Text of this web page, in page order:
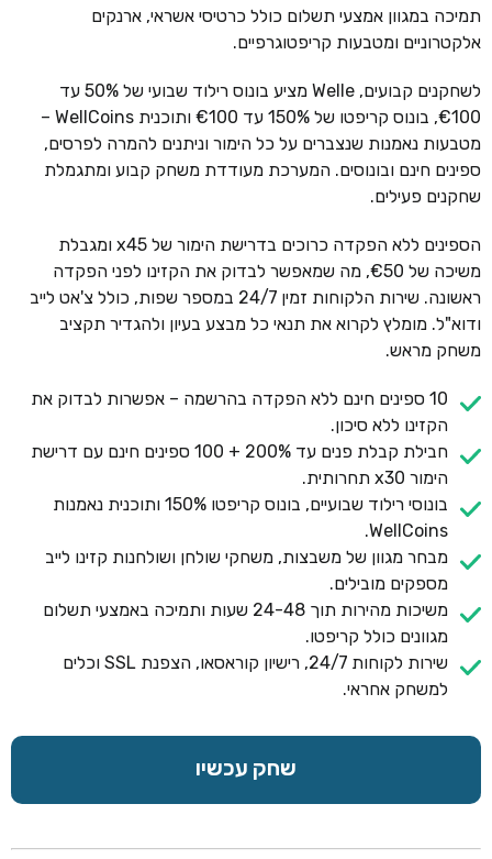
תמיכה במגוון אמצעי תשלום כולל כרטיסי אשראי, ארנקים
אלקטרוניים ומטבעות קריפטוגרפיים.
לשחקנים קבועים, Welle מציע בונוס רילוד שבועי של 50% עד
€100, בונוס קריפטו של 150% עד €100 ותוכנית WellCoins –
מטבעות נאמנות שנצברים על כל הימור וניתנים להמרה לפרסים,
ספינים חינם ובונוסים. המערכת מעודדת משחק קבוע ומתגמלת
שחקנים פעילים.
הספינים ללא הפקדה כרוכים בדרישת הימור של x45 ומגבלת
משיכה של €50, מה שמאפשר לבדוק את הקזינו לפני הפקדה
ראשונה. שירות הלקוחות זמין 24/7 במספר שפות, כולל צ'אט לייב
ודוא"ל. מומלץ לקרוא את תנאי כל מבצע בעיון ולהגדיר תקציב
משחק מראש.
10 ספינים חינם ללא הפקדה בהרשמה – אפשרות לבדוק את
הקזינו ללא סיכון.
חבילת קבלת פנים עד 200% + 100 ספינים חינם עם דרישת
הימור x30 תחרותית.
בונוסי רילוד שבועיים, בונוס קריפטו 150% ותוכנית נאמנות
WellCoins.
מבחר מגוון של משבצות, משחקי שולחן ושולחנות קזינו לייב
מספקים מובילים.
משיכות מהירות תוך 24-48 שעות ותמיכה באמצעי תשלום
מגוונים כולל קריפטו.
שירות לקוחות 24/7, רישיון קוראסאו, הצפנת SSL וכלים
למשחק אחראי.
שחק עכשיו